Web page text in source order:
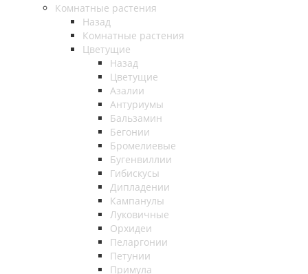
Комнатные растения
Назад
Комнатные растения
Цветущие
Назад
Цветущие
Азалии
Антуриумы
Бальзамин
Бегонии
Бромелиевые
Бугенвиллии
Гибискусы
Дипладении
Кампанулы
Луковичные
Орхидеи
Пеларгонии
Петунии
Примула